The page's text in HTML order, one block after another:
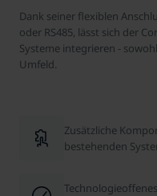
Dank seiner flexiblen
oder RS485, lässt sich der
Systeme integrieren -
Umfeld.
Zusätzliche
bestehenden